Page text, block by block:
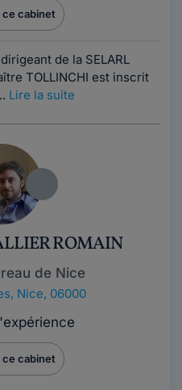
cabinet
de la SELARL
TOLLINCHI est inscrit
Lire la suite
ROMAIN
de Nice
, Nice, 06000
cabinet